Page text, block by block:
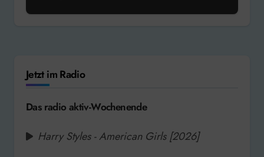
Jetzt im Radio
Das radio aktiv-Wochenende
Harry Styles - American Girls [2026]